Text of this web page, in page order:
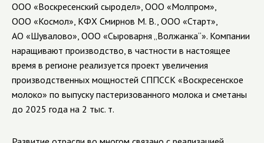
ООО «Воскресенский сыродел», ООО «Молпром»,
ООО «Космол», КФХ Смирнов М. В., ООО «Старт»,
АО «Шувалово», ООО «Сыроварня „Волжанка“». Компании
наращивают производство, в частности в настоящее
время в регионе реализуется проект увеличения
производственных мощностей СППССК «Воскресенское
молоко» по выпуску пастеризованного молока и сметаны
до 2025 года на 2 тыс. т.